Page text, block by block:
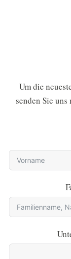
Um die
senden Sie